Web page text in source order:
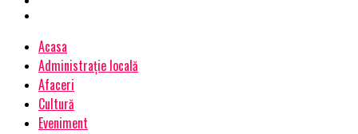
Acasa
Administrație locală
Afaceri
Cultură
Eveniment